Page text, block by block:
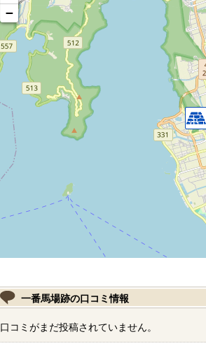
−
一番馬場跡の口コミ情報
口コミがまだ投稿されていません。